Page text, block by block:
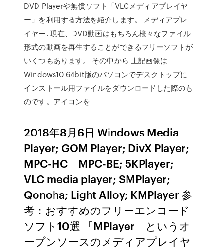
DVD Playerや無償ソフト「VLCメディアプレイヤ
ー」を利用する方法を紹介します。 メディアプレ
イヤー. 現在、DVD動画はもちろん様々なファイル
形式の動画を再生することができるフリーソフトが
いくつもあります。 その中から 上記画像は
Windows10 64bit版のパソコンでデスクトップに
インストール用ファイルをダウンロードした際のも
のです。アイコンを
2018年8月6日 Windows Media
Player; GOM Player; DivX Player;
MPC-HC｜MPC-BE; 5KPlayer;
VLC media player; SMPlayer;
Qonoha; Light Alloy; KMPlayer 参
考：おすすめのフリーエンコード
ソフト10選 「MPlayer」というオ
ープンソースのメディアプレイヤ